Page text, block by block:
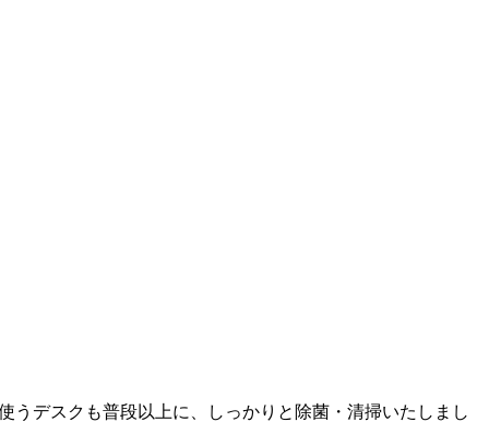
うデスクも普段以上に、しっかりと除菌・清掃いたしまし